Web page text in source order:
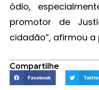
ódio,
promotor de
cidadão”, afirmou
Compartilhe
Facebook